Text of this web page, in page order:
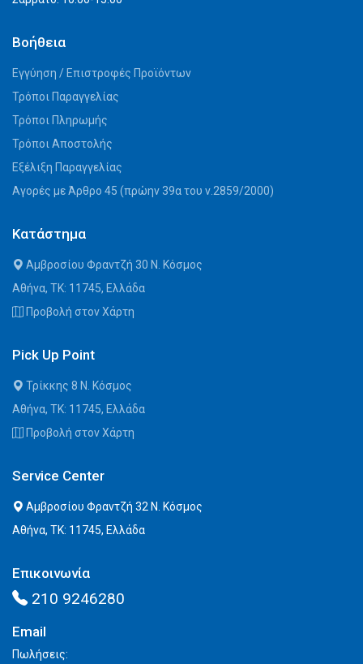
Βοήθεια
Εγγύηση / Επιστροφές Προϊόντων
Τρόποι Παραγγελίας
Τρόποι Πληρωμής
Τρόποι Αποστολής
Εξέλιξη Παραγγελίας
Αγορές με Άρθρο 45 (πρώην 39α του ν.2859/2000)
Κατάστημα
Αμβροσίου Φραντζή 30 Ν. Κόσμος
Αθήνα, ΤΚ: 11745, Ελλάδα
Προβολή στον Χάρτη
Pick Up Point
Τρίκκης 8 Ν. Κόσμος
Αθήνα, ΤΚ: 11745, Ελλάδα
Προβολή στον Χάρτη
Service Center
Αμβροσίου Φραντζή 32 Ν. Κόσμος
Αθήνα, ΤΚ: 11745, Ελλάδα
Επικοινωνία
210 9246280
Email
Πωλήσεις: